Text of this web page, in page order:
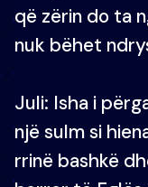
që zërin do ta
nuk bëhet
Juli: Isha i
një sulm si
rrinë bashkë